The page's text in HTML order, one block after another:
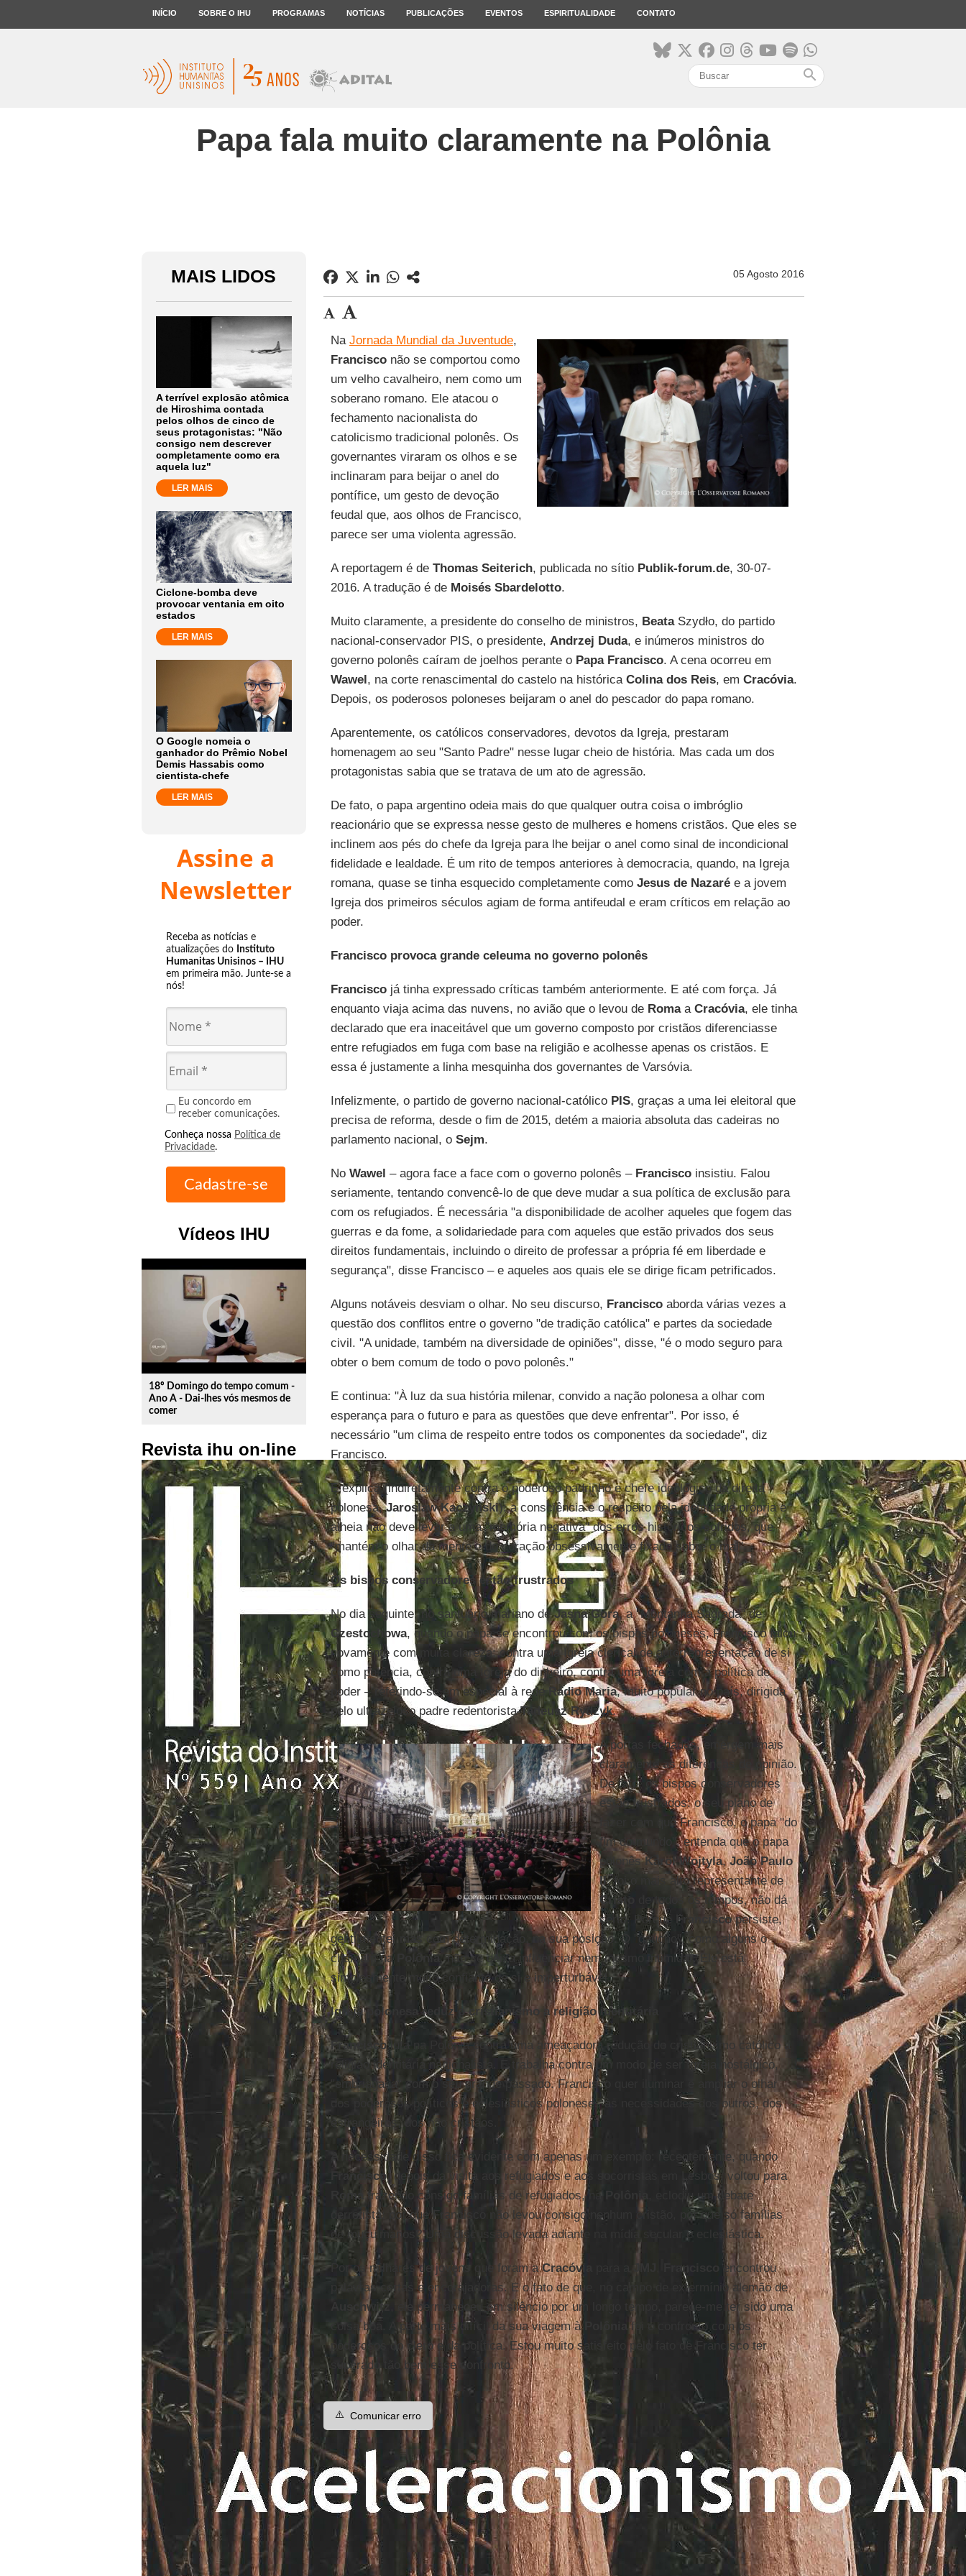
INÍCIO SOBRE O IHU PROGRAMAS NOTÍCIAS PUBLICAÇÕES EVENTOS ESPIRITUALIDADE CONTATO
search
Papa fala muito claramente na Polônia
MAIS LIDOS
A terrível explosão atômica
de Hiroshima contada
pelos olhos de cinco de
seus protagonistas: "Não
consigo nem descrever
completamente como era
aquela luz"
LER MAIS
Ciclone-bomba deve
provocar ventania em oito
estados
LER MAIS
O Google nomeia o
ganhador do Prêmio Nobel
Demis Hassabis como
cientista-chefe
LER MAIS
Assine a
Newsletter
Receba as notícias e
atualizações do Instituto
Humanitas Unisinos – IHU
em primeira mão. Junte-se a
nós!
Eu concordo em
receber comunicações.
Conheça nossa Política de
Privacidade.
Vídeos IHU
play_circle_outline
18º Domingo do tempo comum -
Ano A - Dai-lhes vós mesmos de
comer
Revista ihu on-line
05 Agosto 2016
Na Jornada Mundial da Juventude,
Francisconão se comportou como
um velho cavalheiro, nem como um
soberano romano. Ele atacou o
fechamento nacionalista do
catolicismo tradicional polonês. Os
governantes viraram os olhos e se
inclinaram para beijar o anel do
pontífice, um gesto de devoção
feudal que, aos olhos de Francisco,
parece ser uma violenta agressão.
A reportagem é de Thomas Seiterich, publicada no sítio Publik-forum.de, 30-07-
2016. A tradução é de Moisés Sbardelotto.
Muito claramente, a presidente do conselho de ministros, Beata Szydło, do partido
nacional-conservador PIS, o presidente, Andrzej Duda, e inúmeros ministros do
governo polonês caíram de joelhos perante o Papa Francisco. A cena ocorreu em
Wawel, na corte renascimental do castelo na histórica Colina dos Reis, em Cracóvia.
Depois, os poderosos poloneses beijaram o anel do pescador do papa romano.
Aparentemente, os católicos conservadores, devotos da Igreja, prestaram
homenagem ao seu "Santo Padre" nesse lugar cheio de história. Mas cada um dos
protagonistas sabia que se tratava de um ato de agressão.
De fato, o papa argentino odeia mais do que qualquer outra coisa o imbróglio
reacionário que se expressa nesse gesto de mulheres e homens cristãos. Que eles se
inclinem aos pés do chefe da Igreja para lhe beijar o anel como sinal de incondicional
fidelidade e lealdade. É um rito de tempos anteriores à democracia, quando, na Igreja
romana, quase se tinha esquecido completamente como Jesus de Nazarée a jovem
Igreja dos primeiros séculos agiam de forma antifeudal e eram críticos em relação ao
poder.
Francisco provoca grande celeuma no governo polonês
Franciscojá tinha expressado críticas também anteriormente. E até com força. Já
enquanto viaja acima das nuvens, no avião que o levou de Romaa Cracóvia, ele tinha
declarado que era inaceitável que um governo composto por cristãos diferenciasse
entre refugiados em fuga com base na religião e acolhesse apenas os cristãos. E
essa é justamente a linha mesquinha dos governantes de Varsóvia.
Infelizmente, o partido de governo nacional-católico PIS, graças a uma lei eleitoral que
precisa de reforma, desde o fim de 2015, detém a maioria absoluta das cadeiras no
parlamento nacional, o Sejm.
No Wawel – agora face a face com o governo polonês – Franciscoinsistiu. Falou
seriamente, tentando convencê-lo de que deve mudar a sua política de exclusão para
com os refugiados. É necessária "a disponibilidade de acolher aqueles que fogem das
guerras e da fome, a solidariedade para com aqueles que estão privados dos seus
direitos fundamentais, incluindo o direito de professar a própria fé em liberdade e
segurança", disse Francisco – e aqueles aos quais ele se dirige ficam petrificados.
Alguns notáveis desviam o olhar. No seu discurso, Franciscoaborda várias vezes a
questão dos conflitos entre o governo "de tradição católica" e partes da sociedade
civil. "A unidade, também na diversidade de opiniões", disse, "é o modo seguro para
obter o bem comum de todo o povo polonês."
E continua: "À luz da sua história milenar, convido a nação polonesa a olhar com
esperança para o futuro e para as questões que deve enfrentar". Por isso, é
necessário "um clima de respeito entre todos os componentes da sociedade", diz
Francisco.
E explica (indiretamente contra o poderoso padrinho e chefe ideológico da direita
polonesa,Jaroslaw Kaczynski): a consciência e o respeito pela identidade própria e
alheia não deve levar a uma "memória negativa" dos erros históricos sofridos, que
"mantém o olhar da mente e do coração obsessivamente fixado sobre o mal".
Os bispos conservadores estão frustrados
No dia seguinte, no santuário mariano deJasna Gora, a "Montanha Sagrada" de
Czestochowa, quando o papa se encontrou com os bispos poloneses, Francisco falou
novamente com muita clareza: contra uma Igreja clerical de autorrepresentação de si
como potência, contra uma Igreja do dinheiro, contra uma Igreja com a política de
poder – referindo-se em especial à redeRádio Maria, muito popular no país, dirigida
pelo ultrazeloso padre redentoristaTadeusz Rydzyk.
A portas fechadas, emergem mais
claramente as diferenças de opinião.
De fato, os bispos conservadores
estão frustrados: o seu plano de
fazer com que Francisco, o papa "do
fim do mundo", entenda que o papa
polonêsKarol Wojtyla,João Paulo
II, foi o mais alto representante de
Cristo
de todos os tempos, não dá
certo. Porque Franciscopersiste,
gentilmente, mas com determinação, na sua posição. O "gaúcho", como alguns o
chamam na
Polônia, não se deixa influenciar nem mesmo intimidar. Ele está
simplesmente muito confiante de si e imperturbável.
Igreja polonesa reduz o cristianismo a religião identitária
Franciscoluta na Polônia contra uma ameaçadora redução do cristianismo católico a
religião identitária nacionalista. E trabalha contra um modo de ser Igreja nostálgico,
"embriagada" com o seu grande passado. Francisco quer iluminar e ampliar o olhar
dos poderosos políticos e eclesiásticos poloneses às necessidades dos outros, dos
estrangeiros, dos não cristãos.
A necessidade disso fica evidente com apenas um exemplo: recentemente, quando
Francisco, depois da visita aos refugiados e aos socorristas em Lesbos, voltou para
Roma trazendo consigo famílias de refugiados, na
, eclodiu um debate
derrotista: por que Francisco não levou consigo nenhum cristão, por que só famílias
de muçulmanos? Uma discussão levada adiante na mídia secular e eclesiástica.
Por os milhares de jovens que foram aCracóvia Francisco
encontrou
palavras certas e encorajadoras. E o fato de que, no campo de extermínio alemão de
Auschwitz
, ele permaneceu em silêncio por um longo tempo, parece-me ter sido uma
coisa boa. A parte mais difícil da sua viagem à
foi o confronto com os
poderosos do clero e da política. Estou muito satisfeito pelo fato de Francisco ter
superado tão bem esse confronto.
⚠️ Comunicar erro